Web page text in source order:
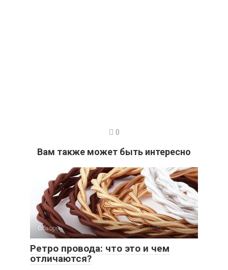
0
Вам также может быть интересно
Обзоры
Ретро провода: что это и чем
отличаются?